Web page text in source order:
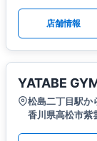
店舗情報
YATABE
松島二丁目駅か
香川県高松市紫